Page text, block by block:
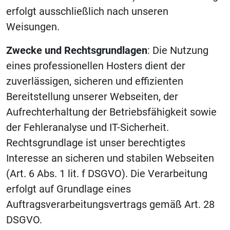
erfolgt ausschließlich nach unseren
Weisungen.
Zwecke und Rechtsgrundlagen: Die Nutzung
eines professionellen Hosters dient der
zuverlässigen, sicheren und effizienten
Bereitstellung unserer Webseiten, der
Aufrechterhaltung der Betriebsfähigkeit sowie
der Fehleranalyse und IT-Sicherheit.
Rechtsgrundlage ist unser berechtigtes
Interesse an sicheren und stabilen Webseiten
(Art. 6 Abs. 1 lit. f DSGVO). Die Verarbeitung
erfolgt auf Grundlage eines
Auftragsverarbeitungsvertrags gemäß Art. 28
DSGVO.